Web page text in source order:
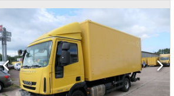
and Volkswagen T5 models from
- Delivery available within Germany for an
to 17:00 Sat.: 09:00 to 14:00 Address:
information available at We speak
businesses only (agriculture, freelancers,
and prior sale.